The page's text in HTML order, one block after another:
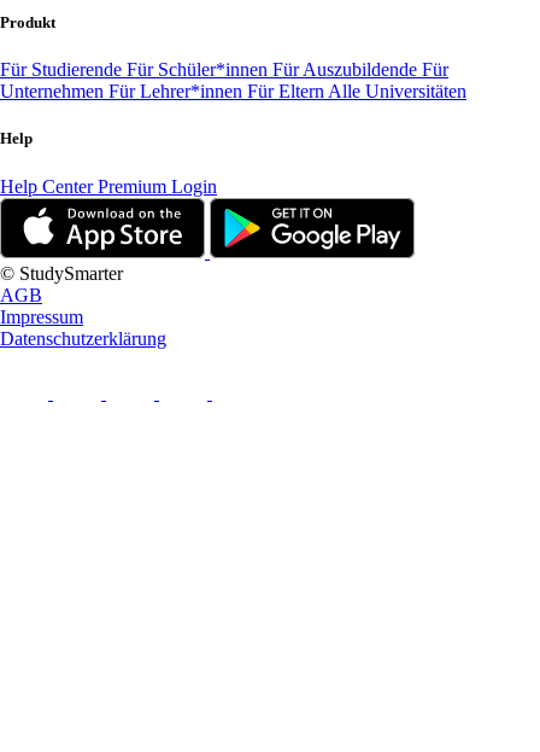
Produkt
Für Studierende Für Schüler*innen Für Auszubildende Für
Unternehmen Für Lehrer*innen Für Eltern Alle Universitäten
Help
Help CenterPremium Login
© StudySmarter
AGB
Impressum
Datenschutzerklärung